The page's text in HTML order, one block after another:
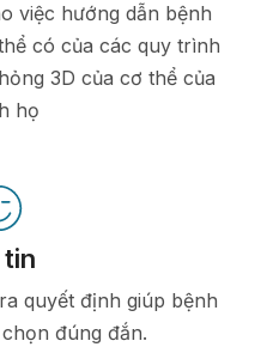
việc hướng dẫn bệnh
có của các quy trình
3D của cơ thể của
họ
quyết định giúp bệnh
đúng đắn.